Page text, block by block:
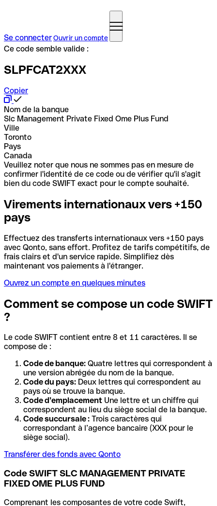
Se connecterOuvrir un compte
Ce code semble valide :
SLPFCAT2XXX
Copier
Nom de la banque
Slc Management Private Fixed Ome Plus Fund
Ville
Toronto
Pays
Canada
Veuillez noter que nous ne sommes pas en mesure de
confirmer l'identité de ce code ou de vérifier qu'il s'agit
bien du code SWIFT exact pour le compte souhaité.
Virements internationaux vers +150
pays
Effectuez des transferts internationaux vers +150 pays
avec Qonto, sans effort. Profitez de tarifs compétitifs, de
frais clairs et d'un service rapide. Simplifiez dès
maintenant vos paiements à l'étranger.
Ouvrez un compte en quelques minutes
Comment se compose un code SWIFT
?
Le code SWIFT contient entre 8 et 11 caractères. Il se
compose de :
Code de banque: Quatre lettres qui correspondent à
une version abrégée du nom de la banque.
Code du pays: Deux lettres qui correspondent au
pays où se trouve la banque.
Code d’emplacement Une lettre et un chiffre qui
correspondent au lieu du siège social de la banque.
Code succursale : Trois caractères qui
correspondant à l’agence bancaire (XXX pour le
siège social).
Transférer des fonds avec Qonto
Code SWIFT SLC MANAGEMENT PRIVATE
FIXED OME PLUS FUND
Comprenant les composantes de votre code Swift,